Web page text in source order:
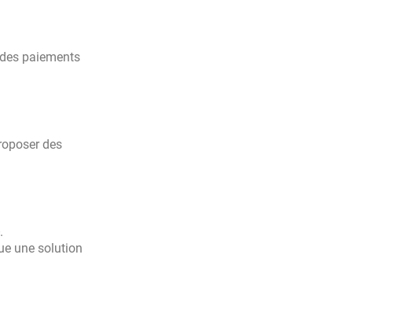
paiements
des
une solution